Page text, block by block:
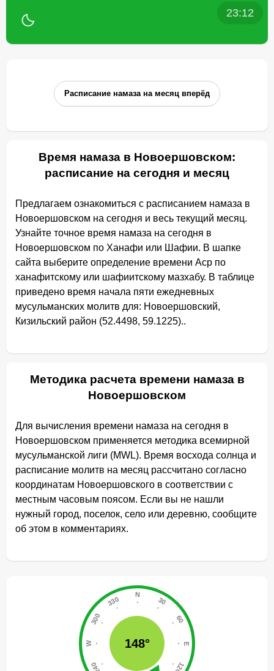
23:12
Расписание намаза на месяц вперёд
Время намаза в Новоершовском:
расписание на сегодня и месяц
Предлагаем ознакомиться с расписанием намаза в
Новоершовском на сегодня и весь текущий месяц.
Узнайте точное время намаза на сегодня в
Новоершовском по Ханафи или Шафии. В шапке
сайта выберите определение времени Аср по
ханафитскому или шафиитскому мазхабу. В таблице
приведено время начала пяти ежедневных
мусульманских молитв для: Новоершовский,
Кизильский район (52.4498, 59.1225)..
Методика расчета времени намаза в
Новоершовском
Для вычисления времени намаза на сегодня в
Новоершовском применяется методика всемирной
мусульманской лиги (MWL). Время восхода солнца и
расписание молитв на месяц рассчитано согласно
координатам Новоершовского в соответствии с
местным часовым поясом. Если вы не нашли
нужный город, поселок, село или деревню, сообщите
об этом в комментариях.
148°